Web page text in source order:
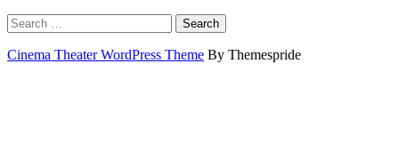
Search
Cinema Theater WordPress Theme By Themespride